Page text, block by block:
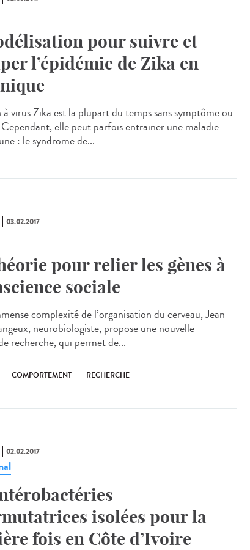
pour suivre et
l’épidémie de Zika en
à virus Zika est la plupart du temps sans symptôme ou
Cependant, elle peut parfois entrainer une maladie
: le syndrome de...
03.02.2017
pour relier les gènes à
sociale
complexité de l’organisation du cerveau, Jean-
neurobiologiste, propose une nouvelle
recherche, qui permet de...
COMPORTEMENT RECHERCHE
02.02.2017
isolées pour la
fois en Côte d’Ivoire